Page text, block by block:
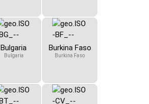
Bulgaria
Bulgaria
Burkina Faso
Burkina Faso